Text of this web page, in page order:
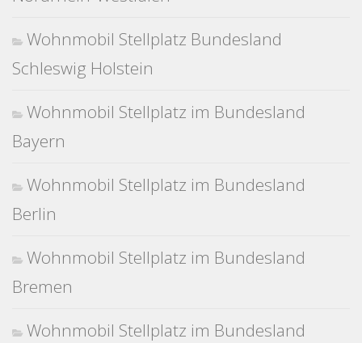
Wohnmobil Stellplatz Bundesland
Schleswig Holstein
Wohnmobil Stellplatz im Bundesland
Bayern
Wohnmobil Stellplatz im Bundesland
Berlin
Wohnmobil Stellplatz im Bundesland
Bremen
Wohnmobil Stellplatz im Bundesland